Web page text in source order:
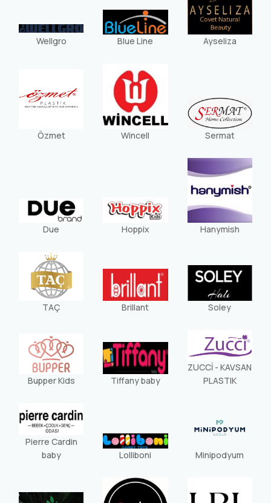
Wellgro Blue Line Ayseliza
Özmet Wincell Sermat
Due Hoppix Hanymish
TAÇ Brillant Soley
Bupper Kids Tiffany baby
ZUCCİ - KAVSAN
PLASTIK
Pierre Cardin
baby
Lolliboni Minipodyum